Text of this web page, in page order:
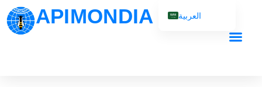
APIMONDIA
العربية